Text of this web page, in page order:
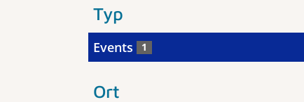
Typ
Events 1
Ort